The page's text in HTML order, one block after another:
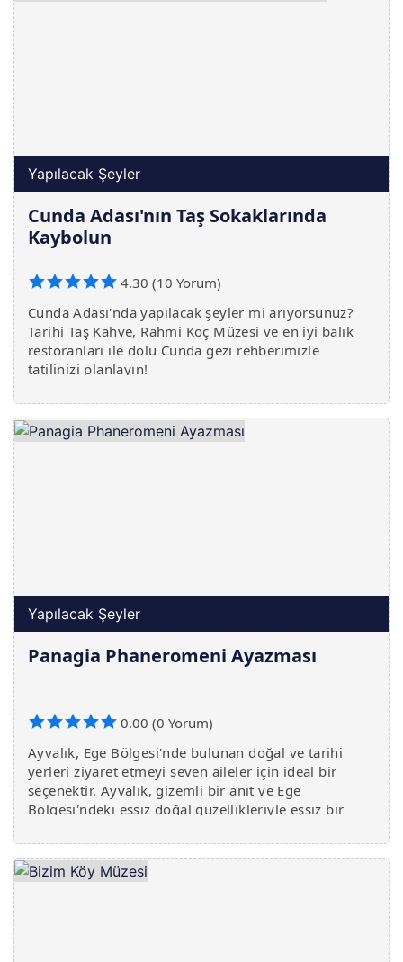
Yapılacak Şeyler
Cunda Adası'nın Taş Sokaklarında
Kaybolun
4.30 (10 Yorum)
Cunda Adası'nda yapılacak şeyler mi arıyorsunuz?
Tarihi Taş Kahve, Rahmi Koç Müzesi ve en iyi balık
restoranları ile dolu Cunda gezi rehberimizle
tatilinizi planlayın!
Yapılacak Şeyler
Panagia Phaneromeni Ayazması
0.00 (0 Yorum)
Ayvalık, Ege Bölgesi'nde bulunan doğal ve tarihi
yerleri ziyaret etmeyi seven aileler için ideal bir
seçenektir. Ayvalık, gizemli bir anıt ve Ege
Bölgesi'ndeki eşsiz doğal güzellikleriyle eşsiz bir
kültürü ha